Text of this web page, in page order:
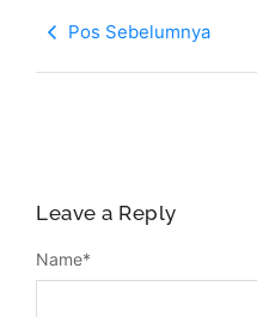
Pos Sebelumnya
Leave a Reply
Name*